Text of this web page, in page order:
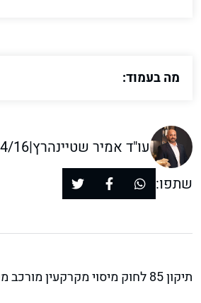
מה בעמוד:
עו"ד אמיר שטיינהרץ|
16
שתפו:
תיקון 85 לחוק מיסוי מקרקעין מורכב משני נושאים עיקריים: